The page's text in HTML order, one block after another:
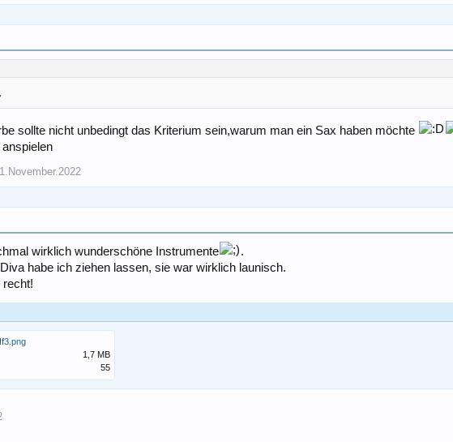
sollte nicht unbedingt das Kriterium sein,warum man ein Sax haben möchte
anspielen
wirklich wunderschöne Instrumente
.
habe ich ziehen lassen, sie war wirklich launisch.
recht!
1,7 MB
55